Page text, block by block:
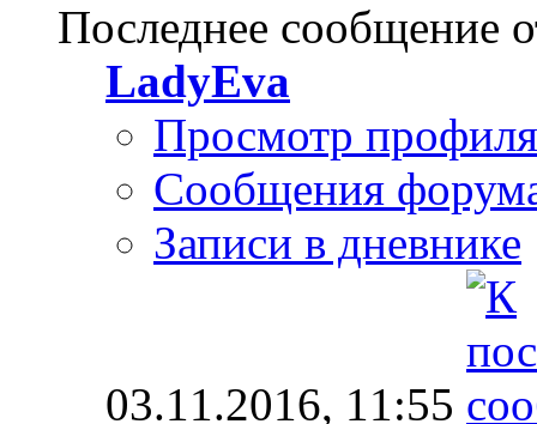
Последнее сообщение
LadyEva
Просмотр профиля
Сообщения
Записи в дневнике
03.11.2016, 11:55